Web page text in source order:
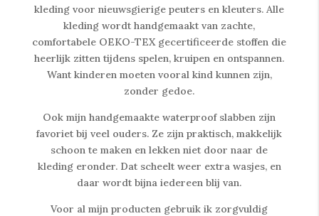
kleding voor nieuwsgierige peuters en kleuters. Alle
kleding wordt handgemaakt van zachte,
comfortabele OEKO-TEX gecertificeerde stoffen die
heerlijk zitten tijdens spelen, kruipen en ontspannen.
Want kinderen moeten vooral kind kunnen zijn,
zonder gedoe.
Ook mijn handgemaakte waterproof slabben zijn
favoriet bij veel ouders. Ze zijn praktisch, makkelijk
schoon te maken en lekken niet door naar de
kleding eronder. Dat scheelt weer extra wasjes, en
daar wordt bijna iedereen blij van.
Voor al mijn producten gebruik ik zorgvuldig